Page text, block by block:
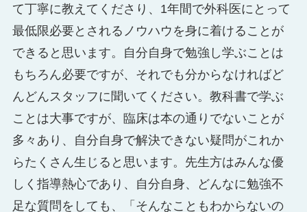
て丁寧に教えてくださり、1年間で外科医にとって
最低限必要とされるノウハウを身に着けることが
できると思います。自分自身で勉強し学ぶことは
もちろん必要ですが、それでも分からなければど
んどんスタッフに聞いてください。教科書で学ぶ
ことは大事ですが、臨床は本の通りでないことが
多々あり、自分自身で解決できない疑問がこれか
らたくさん生じると思います。先生方はみんな優
しく指導熱心であり、自分自身、どんなに勉強不
足な質問をしても、「そんなこともわからないの